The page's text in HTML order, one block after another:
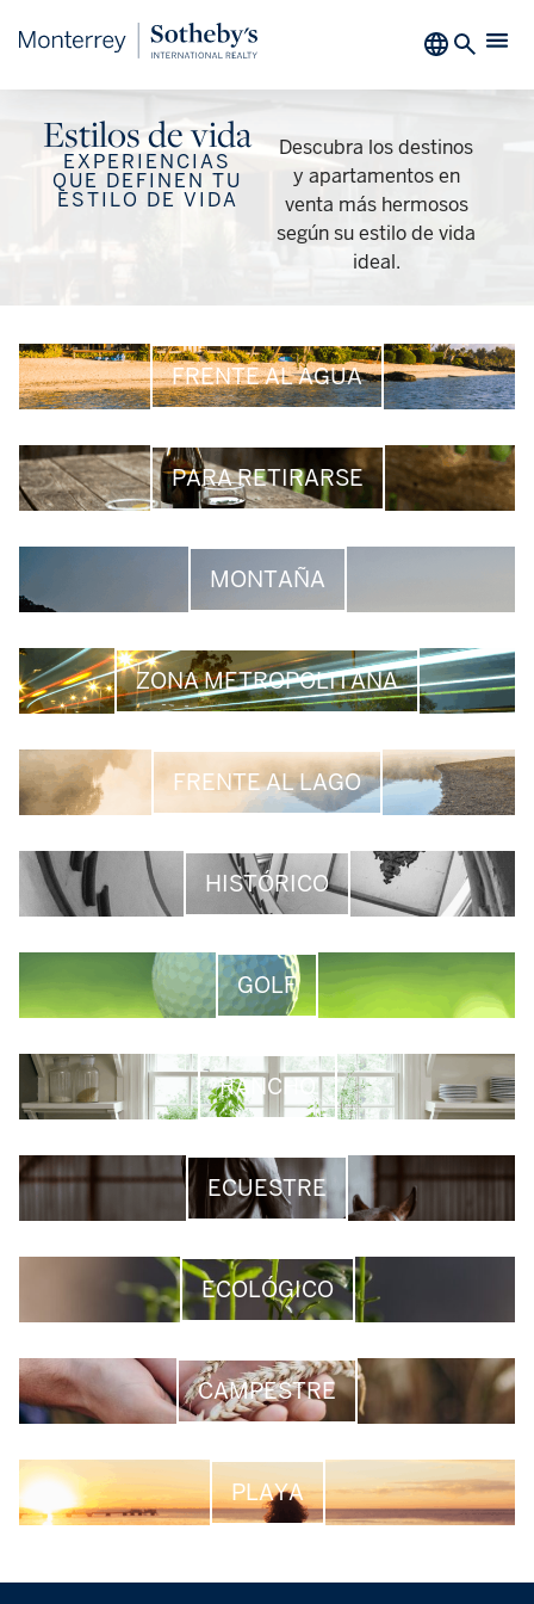
Estilos de vida
EXPERIENCIAS
QUE DEFINEN TU
ESTILO DE VIDA
Descubra los destinos
y apartamentos en
venta más hermosos
según su estilo de vida
ideal.
FRENTE AL AGUA
PARA RETIRARSE
MONTAÑA
ZONA METROPOLITANA
FRENTE AL LAGO
HISTÓRICO
GOLF
RANCHO
ECUESTRE
ECOLÓGICO
CAMPESTRE
PLAYA